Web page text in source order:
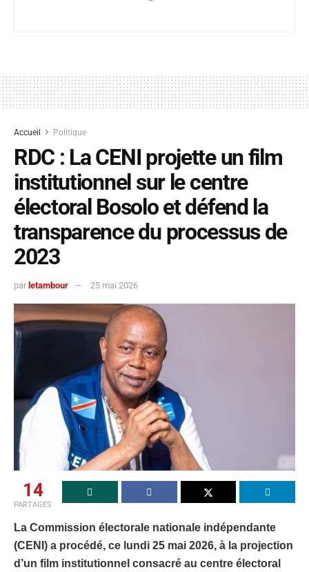
Accueil Politique
RDC : La CENI projette un film
institutionnel sur le centre
électoral Bosolo et défend la
transparence du processus de
2023
par letambour 25 mai 2026
14
PARTAGES
La Commission électorale nationale indépendante
(CENI) a procédé, ce lundi 25 mai 2026, à la projection
d’un film institutionnel consacré au centre électoral